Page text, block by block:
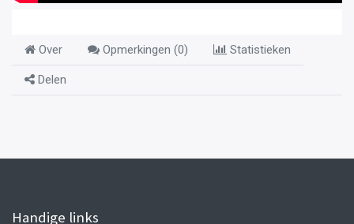
Over Opmerkingen (0) Statistieken
Delen
Handige links